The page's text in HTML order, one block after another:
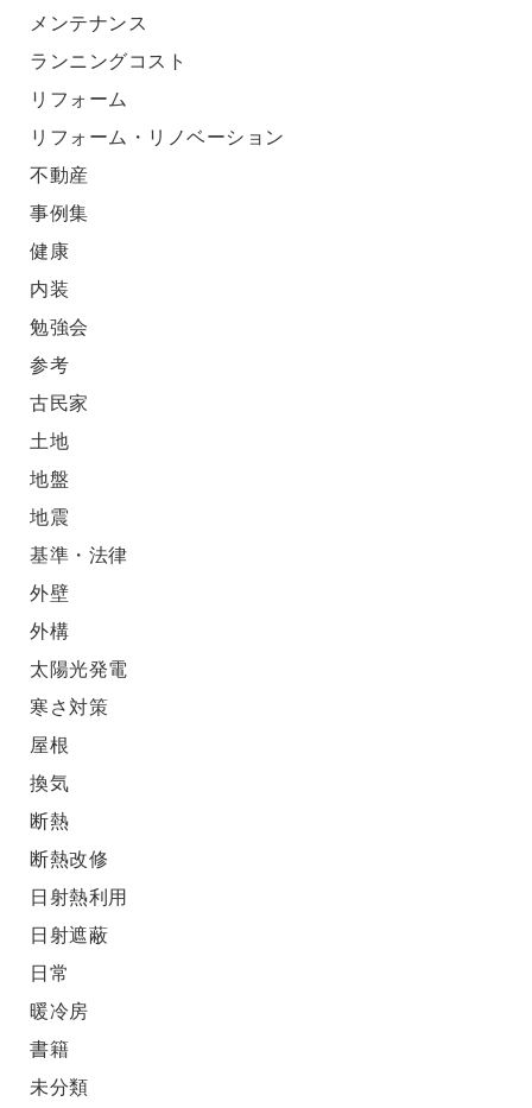
メンテナンス
ランニングコスト
リフォーム
リフォーム・リノベーション
不動産
事例集
健康
内装
勉強会
参考
古民家
土地
地盤
地震
基準・法律
外壁
外構
太陽光発電
寒さ対策
屋根
換気
断熱
断熱改修
日射熱利用
日射遮蔽
日常
暖冷房
書籍
未分類